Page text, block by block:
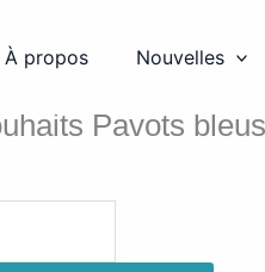
À propos Nouvelles
Pavots bleus